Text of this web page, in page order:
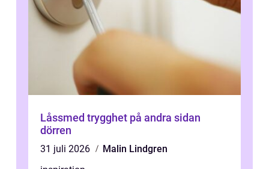
Låssmed trygghet på andra sidan
dörren
31 juli 2026
Malin Lindgren